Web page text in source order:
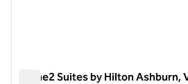
Home2 Suites by Hilton Ashburn,